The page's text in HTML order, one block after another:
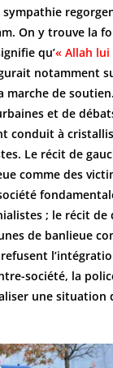
sympathie
On y trouve la
qu’« Allah lui
notamment
marche de
et de
conduit à
Le récit de
comme des
; le récit de
de banlieue
société, la
une situation